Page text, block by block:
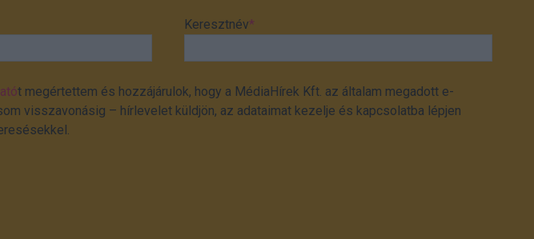
Keresztnév*
t megértettem és hozzájárulok, hogy a MédiaHírek Kft. az általam megadott e-
visszavonásig – hírlevelet küldjön, az adataimat kezelje és kapcsolatba lépjen